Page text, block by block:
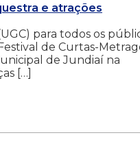
e atrações
para todos os
de Curtas-
de Jundiaí na
[…]